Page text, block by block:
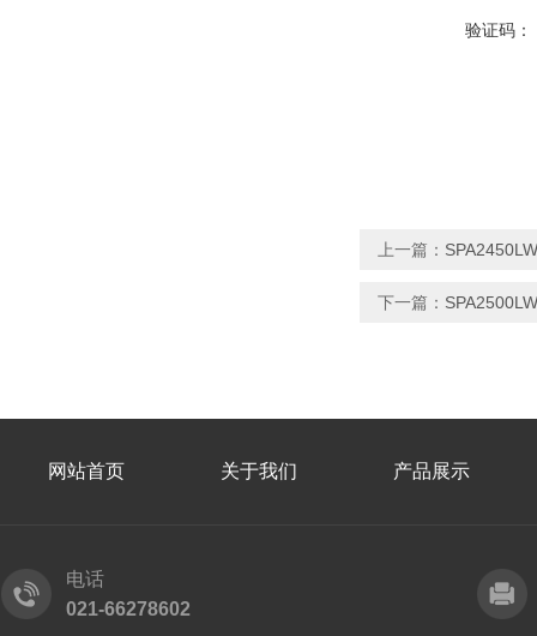
验证码：
上一篇：
下一篇：
网站首页 关于我们 产品展示
电话
021-66278602